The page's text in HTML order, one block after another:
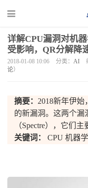
详解CPU漏洞对机
受影响，QR分解降
2018-01-08 10:06 分类： AI
论）
摘要： 2018新年伊
的新漏洞。这两个漏
（Spectre），它们
关键词：
CPU 机器